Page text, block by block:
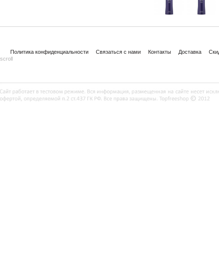
Политика конфиденциальности Связаться с нами Контакты Доставка
scroll